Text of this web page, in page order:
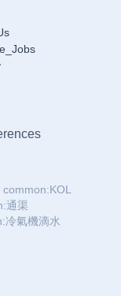
common:KOL
通渠
冷氣機滴水